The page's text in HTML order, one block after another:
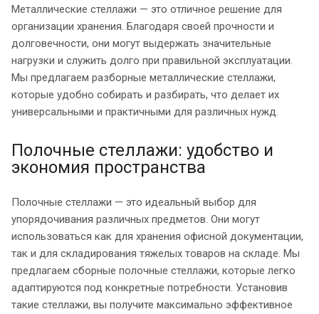
Металлические стеллажи — это отличное решение для
организации хранения. Благодаря своей прочности и
долговечности, они могут выдержать значительные
нагрузки и служить долго при правильной эксплуатации.
Мы предлагаем разборные металлические стеллажи,
которые удобно собирать и разбирать, что делает их
универсальными и практичными для различных нужд.
Полочные стеллажи: удобство и
экономия пространства
Полочные стеллажи — это идеальный выбор для
упорядочивания различных предметов. Они могут
использоваться как для хранения офисной документации,
так и для складирования тяжелых товаров на складе. Мы
предлагаем сборные полочные стеллажи, которые легко
адаптируются под конкретные потребности. Установив
такие стеллажи, вы получите максимально эффективное